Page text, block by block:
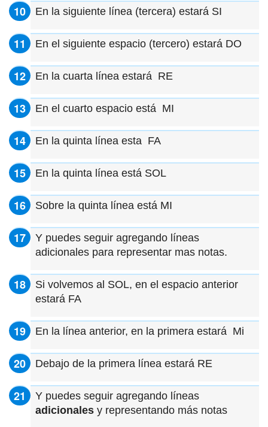
En la siguiente línea (tercera) estará SI
En el siguiente espacio (tercero) estará DO
En la cuarta línea estará RE
En el cuarto espacio está MI
En la quinta línea esta FA
En la quinta línea está SOL
Sobre la quinta línea está MI
Y puedes seguir agregando líneas
adicionales para representar mas notas.
Si volvemos al SOL, en el espacio anterior
estará FA
En la línea anterior, en la primera estará Mi
Debajo de la primera línea estará RE
Y puedes seguir agregando líneas
adicionales y representando más notas